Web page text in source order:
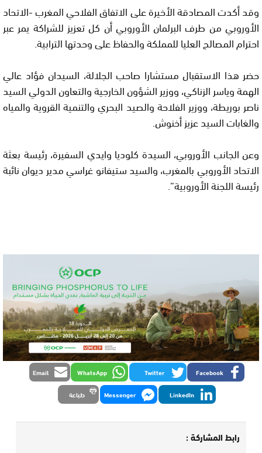
وقد أكدت المصادقة الأخيرة على الاتفاق الفلاحي المغرب -الاتحاد
الأوروبي من طرف البرلمان الأوروبي أن كل تعزيز للشراكة يمر عبر
احترام المصالح العليا للمملكة والحفاظ على وحدتها الترابية.
حضر هذا الاستقبال مستشارا صاحب الجلالة، السيدان فؤاد عالي
الهمة وياسر الزناكي، ووزير الشؤون الخارجية والتعاون الدولي السيد
ناصر بوريطة، ووزير الفلاحة والصيد البحري والتنمية القروية والمياه
والغابات السيد عزيز أخنوش.
وعن الجانب الأوروبي، السيدة كلوديا وايدي السفيرة، رئيسة بعثة
الاتحاد الأوروبي بالمغرب، والسيد ستيفانو غراسي مدير ديوان نائبة
رئيسة اللجنة الأوروبية”.
Facebook
Twitter
WhatsApp
Email
LinkedIn
Messenger طباعة
رابط المشاركة :